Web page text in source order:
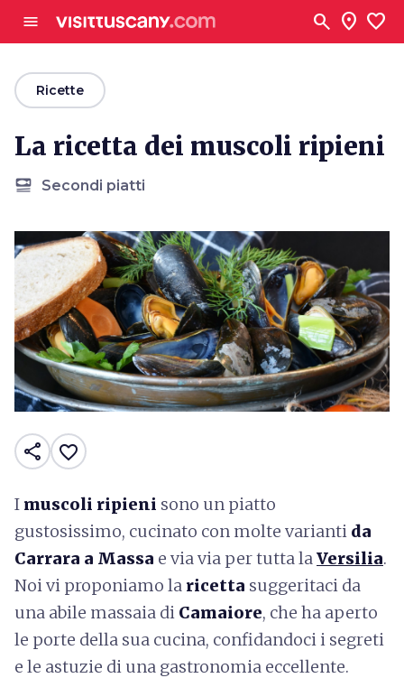
menu search location_on favorite
arrow_backRicette
La ricetta dei muscoli ripieni
set_meal Secondi piatti
share favorite_border
I muscoli ripieni sono un piatto
gustosissimo, cucinato con molte varianti da
Carrara a Massa e via via per tutta laVersilia.
Noi vi proponiamo la ricetta suggeritaci da
una abile massaia di Camaiore, che ha aperto
le porte della sua cucina, confidandoci i segreti
e le astuzie di una gastronomia eccellente.